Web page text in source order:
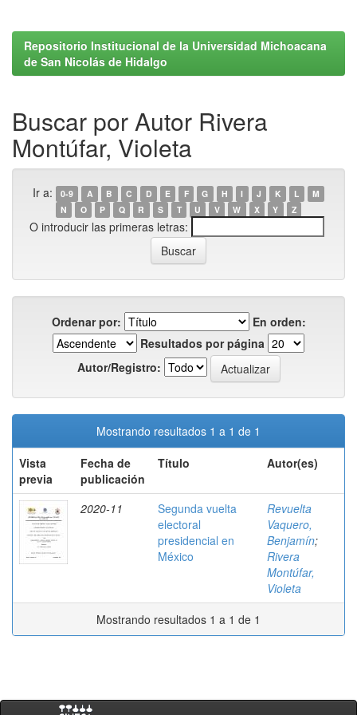
Repositorio Institucional de la Universidad Michoacana
de San Nicolás de Hidalgo
Buscar por Autor Rivera
Montúfar, Violeta
Ir a: 0-9 A B C D E F G H I J K L
M
N
O P Q R S T U V W X Y Z
O introducir las primeras letras:
Ordenar por:
En orden:
Resultados por página
Autor/Registro:
Mostrando resultados 1 a 1 de 1
Vista
previa
Fecha de
publicación
Título Autor(es)
2020-11
Segunda vuelta
electoral
presidencial en
México
Revuelta
Vaquero,
Benjamín;
Rivera
Montúfar,
Violeta
Mostrando resultados 1 a 1 de 1